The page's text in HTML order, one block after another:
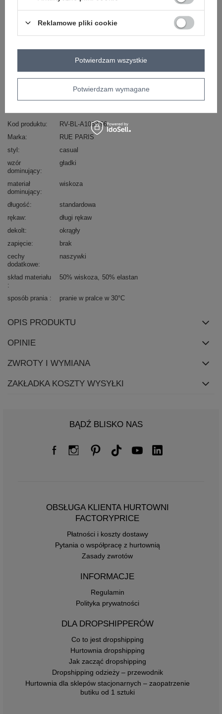
ZALOGUJ SIĘ I ZOBACZ CENĘ
Masz pytanie? Chętnie pomożemy.
skład materiału : 50% wiskoza, 50% elastan
sposób prania : pranie w pralce w 30°C
Kod produktu
RV-BL-A1063.96
Marka
RUE PARIS
styl
casual
wzór
dominujący
gładki
materiał
dominujący
wiskoza
długość
standardowa
rękaw
długi rękaw
dekolt
okrągły
zapięcie
brak
cechy
dodatkowe
naszywki
skład materiału 50% wiskoza 50% elastan
sposób prania pranie w pralce w 30°C
OPIS PRODUKTU
OPINIE
ZWROTY I WYMIANA
ZAKŁADKA KOSZTY WYSYŁKI
BĄDŹ BLISKO NAS
OBSŁUGA KLIENTA HURTOWNI
FACTORYPRICE
Płatności i koszty dostawy
Pytania o współpracę z hurtownią
Zasady zwrotów
INFORMACJE
Regulamin
Polityka prywatności
DLA DROPSHIPPERÓW
Co to jest dropshipping
Hurtownia dropshipping
Jak zacząć dropshipping
Dropshipping odzieży – przewodnik
Hurtownia dla sklepów stacjonarnych – zaopatrzenie
butiku od 1 sztuki
Reklamowe pliki cookie
Potwierdzam wymagane
Potwierdzam wszystkie